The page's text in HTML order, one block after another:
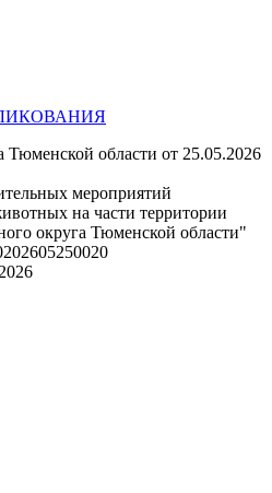
Тюменской области от 25.05.2026
мероприятий
на части территории
округа Тюменской области"